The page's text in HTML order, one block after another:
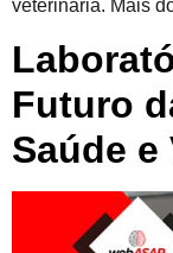
veterinária. Mais
Futuro
Saúde e